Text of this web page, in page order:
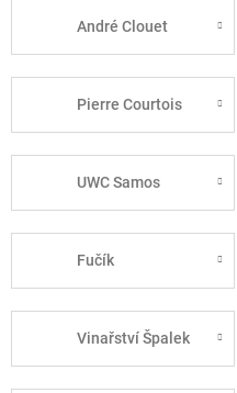
André Clouet
Pierre Courtois
UWC Samos
Fučík
Vinařství Špalek